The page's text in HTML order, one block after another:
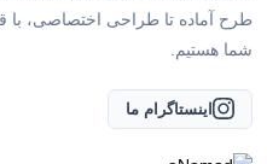
طرح آماده تا طراحی اختصاصی، با
شما هستیم.
اینستاگرام ما